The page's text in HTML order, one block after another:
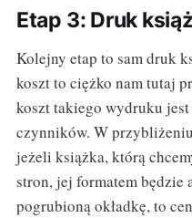
Etap 3: Druk
Kolejny etap to sam druk
koszt to ciężko nam tutaj
koszt takiego wydruku
czynników. W
jeżeli książka, którą
stron, jej formatem będzie
pogrubioną okładkę, to